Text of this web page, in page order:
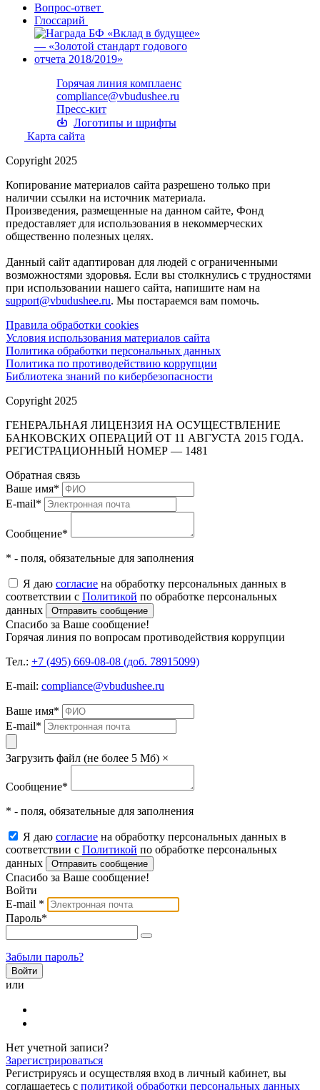
Вопрос-ответ
Глоссарий
Горячая линия комплаенс
compliance@vbudushee.ru
Пресс-кит
Логотипы и шрифты
Карта сайта
Copyright 2025
Копирование материалов сайта разрешено только при
наличии ссылки на источник материала.
Произведения, размещенные на данном сайте, Фонд
предоставляет для использования в некоммерческих
общественно полезных целях.
Данный сайт адаптирован для людей с ограниченными
возможностями здоровья. Если вы столкнулись с трудностями
при использовании нашего сайта, напишите нам на
support@vbudushee.ru. Мы постараемся вам помочь.
Правила обработки cookies
Условия использования материалов сайта
Политика обработки персональных данных
Политика по противодействию коррупции
Библиотека знаний по кибербезопасности
Copyright 2025
ГЕНЕРАЛЬНАЯ ЛИЦЕНЗИЯ НА ОСУЩЕСТВЛЕНИЕ
БАНКОВСКИХ ОПЕРАЦИЙ ОТ 11 АВГУСТА 2015 ГОДА.
РЕГИСТРАЦИОННЫЙ НОМЕР — 1481
Обратная связь
Ваше имя*
E-mail*
Сообщение*
* - поля, обязательные для заполнения
Я даю согласие на обработку персональных данных в
соответствии с Политикой по обработке персональных
данных
Отправить сообщение
Спасибо за Ваше сообщение!
Горячая линия по вопросам противодействия коррупции
Тел.: +7 (495) 669-08-08 (доб. 78915099)
E-mail: compliance@vbudushee.ru
Ваше имя*
E-mail*
Загрузить файл (не более 5 Мб) ×
Сообщение*
* - поля, обязательные для заполнения
Я даю согласие на обработку персональных данных в
соответствии с Политикой по обработке персональных
данных
Отправить сообщение
Спасибо за Ваше сообщение!
Войти
E-mail *
Пароль*
Забыли пароль?
или
Нет учетной записи?
Зарегистрироваться
Регистрируясь и осуществляя вход в личный кабинет, вы
соглашаетесь с политикой обработки персональных данных